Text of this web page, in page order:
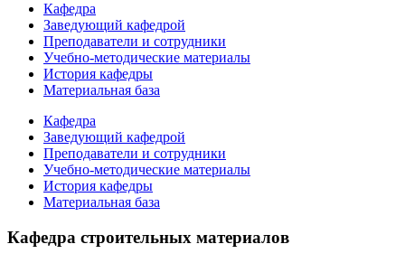
Кафедра
Заведующий кафедрой
Преподаватели и сотрудники
Учебно-методические материалы
История кафедры
Материальная база
Кафедра
Заведующий кафедрой
Преподаватели и сотрудники
Учебно-методические материалы
История кафедры
Материальная база
Кафедра строительных материалов